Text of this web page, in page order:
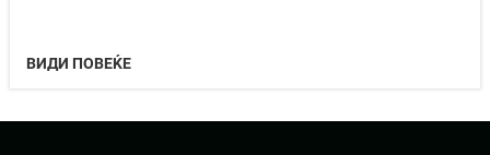
ВИДИ ПОВЕЌЕ